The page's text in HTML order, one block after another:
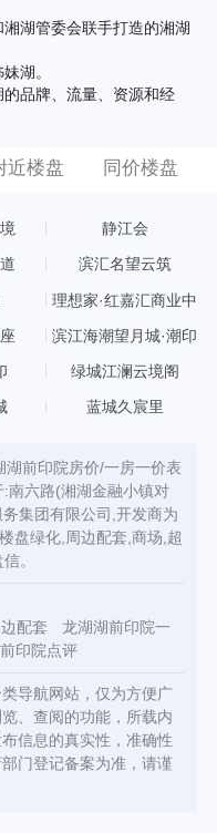
湖管委会联手打造的湘湖
湖。
品牌、流量、资源和经
近楼盘 同价楼盘
静江会
滨汇名望云筑
理想家·红嘉汇商业中
滨江海潮望月城·潮印
绿城江澜云境阁
蓝城久宸里
前印院房价/一房一价表
南六路(湘湖金融小镇对
集团有限公司,开发商为
盘绿化,周边配套,商场,超
。
配套
龙湖湖前印院一
印院点评
导航网站，仅为方便广
、查阅的功能，所载内
信息的真实性，准确性
门登记备案为准，请谨